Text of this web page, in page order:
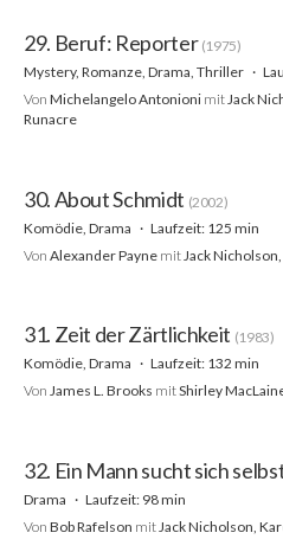
29. Beruf: Reporter (1975)
Mystery, Romanze, Drama, Thriller
Von Michelangelo Antonioni mitJack
Runacre
30. About Schmidt (2002)
Komödie, Drama
Laufzeit: 125 min
Von Alexander Payne mit Jack
31. Zeit der Zärtlichkeit (1983)
Komödie, Drama
Laufzeit: 132 min
Von James L. Brooks mitShirley
32. Ein Mann sucht sich
Drama
Laufzeit: 98 min
Von Bob Rafelson mitJack Nicholson,